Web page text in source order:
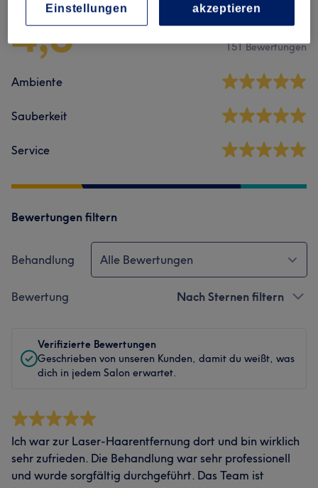
4,8 151 Bewertungen
Ambiente
Sauberkeit
Service
Bewertungen filtern
Behandlung Alle Bewertungen
Bewertung Nach Sternen filtern
Verifizierte Bewertungen
Geschrieben von unseren Kunden, damit du weißt, was
dich in jedem Salon erwartet.
Ich war zur Laser-Haarentfernung dort und bin wirklich
sehr zufrieden. Die Behandlung war sehr professionell
und wurde sorgfältig durchgeführt. Das Team ist
Einstellungen
akzeptieren